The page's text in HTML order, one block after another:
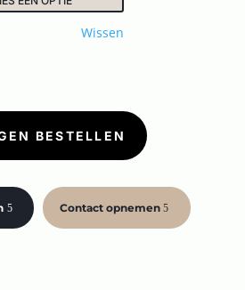
Wissen
BESTELLEN
Contact opnemen